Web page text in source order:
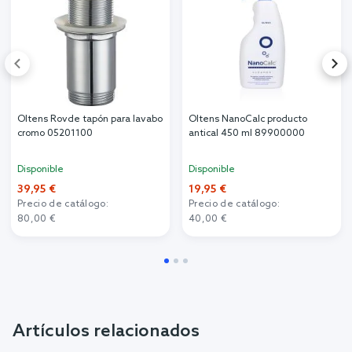
Oltens Rovde tapón para lavabo
cromo 05201100
Disponible
39,95 €
Precio de catálogo:
80,00 €
Oltens NanoCalc producto
antical 450 ml 89900000
Disponible
19,95 €
Precio de catálogo:
40,00 €
Artículos relacionados